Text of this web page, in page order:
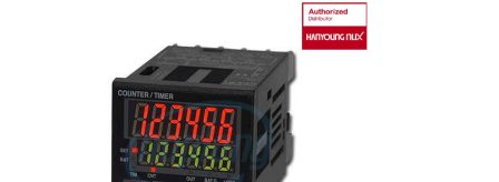
Đèn báo quay
Đèn báo panel tròn
Đèn báo tháp
Đèn báo khác
CHUYỂN MẠCH / NÚT NHẤN
Chuyển mạch có khóa